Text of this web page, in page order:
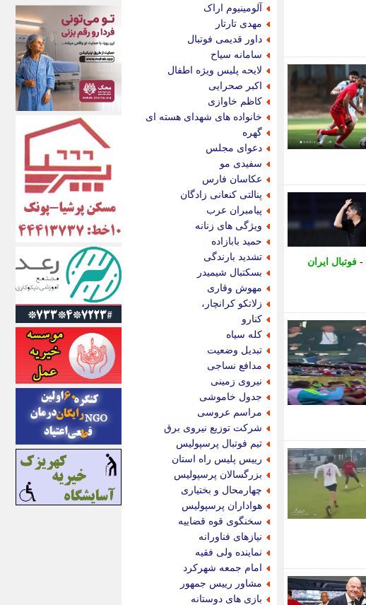
- فوتبال ایران
آلومینیوم اراک
مهدی تارتار
داور قدیمی فوتبال
سامانه سیاح
لایحه پلیس ویژه اطفال
اکبر صحرایی
کاظم خاوازی
خانواده های شهدای هسته ای
گهره
دعوای مجلس
سفیدی مو
عکاسان فارس
پنالتی کنعانی زادگان
پیامبران عرب
ویژگی های زنانه
حمید بابازاده
تشدید بارندگی
بسکتبال شیمیدر
مهوش وقاری
زلاتکو کرانچار،
کنارو
کله سیاه
تبدیل وضعیت
مدافع نساجی
نیروی زمینی
جدول خاموشی
مراسم عروسی
شرکت توزیع نیروی برق
تیم فوتبال پرسپولیس
رییس پلیس راه استان
بزرگسالان پرسپولیس
چهارمحال و بختیاری
هواداران پرسپولیس
سخنگوی قوه قضاییه
نیازهای فناورانه
نماینده ولی فقیه
امام جمعه شهرکرد
مشاور رییس جمهور
بازی های دوستانه
اکوفارس
اکونگار
اکونیوز
الف
انتشار آنلاین
اندیشه قرن
اندیشه معاصر
اندیشه ها
انرژی پرس
ای استخدام
ایتنا
ایراف
ایران آرت
ایران آنلاین
ایران زندگی
ایران فوری
ایرانی روز
ایرانیتال
ایرنا
ایسکانیوز
ایسنا
ایکنا
ایلنا
اینتیتر
ایونا نیوز
بازتاب آنلاین
باشگاه خبرنگاران
باغستان نیوز
بامبوک
ببین و بخون
بدینسان
بنکر